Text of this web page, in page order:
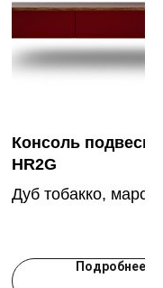
Консоль
HR2G
Дуб тобакко,
Подробнее